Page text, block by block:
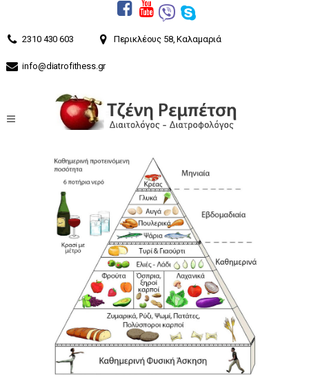
2310 430 603 Περικλέους 58, Καλαμαριά
info@diatrofithess.gr